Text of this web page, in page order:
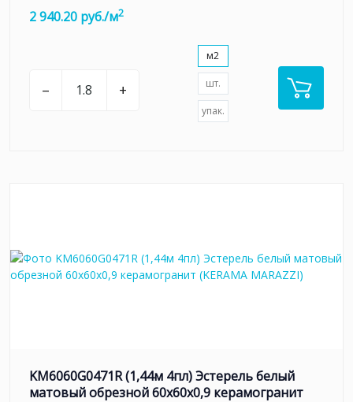
2 940.20 руб./м2
– +
м2
шт.
упак.
KM6060G0471R (1,44м 4пл) Эстерель белый
матовый обрезной 60x60x0,9 керамогранит